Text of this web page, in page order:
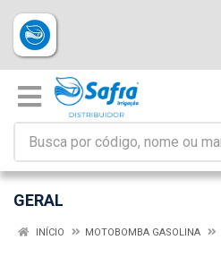
GERAL
INÍCIO MOTOBOMBA GASOLINA